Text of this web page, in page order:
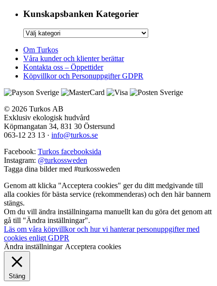
Kunskapsbanken Kategorier
Kunskapsbanken
Om Turkos
Våra kunder och klienter berättar
Kontakta oss – Öppettider
Köpvillkor och Personuppgifter GDPR
© 2026 Turkos AB
Exklusiv ekologisk hudvård
Köpmangatan 34, 831 30 Östersund
063-12 23 13 · info@turkos.se
Facebook: Turkos facebooksida
Instagram: @turkossweden
Tagga dina bilder med #turkossweden
Genom att klicka "Acceptera cookies" ger du ditt medgivande till
alla cookies för bästa service (rekommenderas) och den här bannern
stängs.
Om du vill ändra inställningarna manuellt kan du göra det genom att
gå till "Ändra inställningar".
Läs om våra köpvillkor och hur vi hanterar personuppgifter med
cookies enligt GDPR
Ändra inställningar Acceptera cookies
Stäng